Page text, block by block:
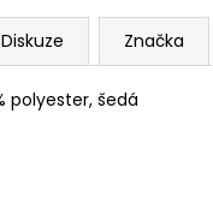
Diskuze Značka
polyester, šedá